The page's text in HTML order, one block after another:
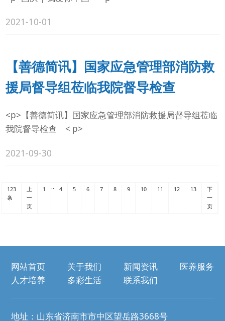
2021-10-01
【善德简讯】国家应急管理部消防救
援局督导组莅临我院督导检查
<p>【善德简讯】国家应急管理部消防救援局督导组莅临
我院督导检查 < p>
2021-09-30
123
条
上
一
页
1 .. 4 5 6 7 8 9 10 11 12 13
下
一
页
网站首页 关于我们 新闻资讯
医养服务
人才培养
多彩生活 联系我们
地址：山东省济南市市中区望岳路3668号